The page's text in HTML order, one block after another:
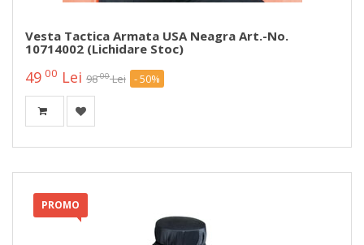
Vesta Tactica Armata USA Neagra Art.-No.
10714002 (lichidare Stoc)
49 00 Lei 9800 Lei - 50%
PROMO